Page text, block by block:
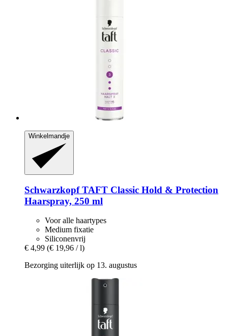
Winkelmandje
SchwarzkopfTAFT Classic Hold & Protection
Haarspray, 250 ml
Voor alle haartypes
Medium fixatie
Siliconenvrij
€ 4,99 (€ 19,96 / l)
Bezorging uiterlijk op 13. augustus